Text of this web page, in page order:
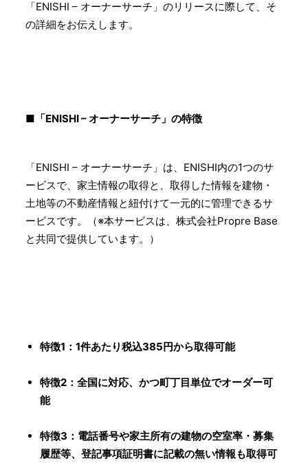
「ENISHI – オーナーサーチ」のリリースに際して、そ
の詳細をお伝えします。
■「ENISHI – オーナーサーチ」の特徴
「ENISHI – オーナーサーチ」は、ENISHI内の1つのサ
ービスで、家主情報の取得と、取得した情報を建物・
土地等の不動産情報と紐付けて一元的に管理できるサ
ービスです。（※本サービスは、株式会社Propre Base
と共同で提供しています。）
特徴1：1件あたり税込385円から取得可能
特徴2：全国に対応、かつ町丁目単位でオーダー可
能
特徴3：電話番号や家主所有の建物の空室率・募集
履歴等、登記事項証明書に記載の無い情報も取得可